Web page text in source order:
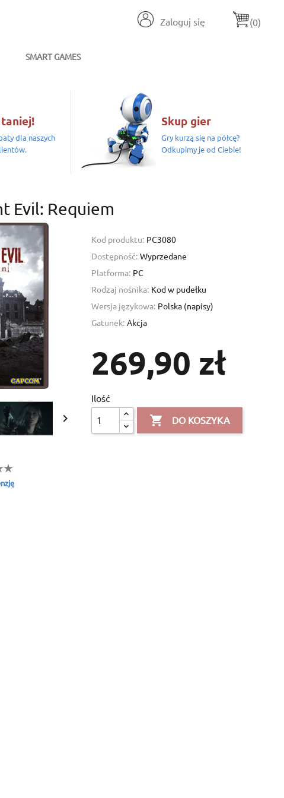
Zaloguj się (0)
SMART GAMES
dla naszych
Skup gier
Gry kurzą się na półcę?
Odkupimy je od Ciebie!
Evil: Requiem

Kod produktu: PC3080
Dostępność: Wyprzedane
Platforma: PC
Rodzaj nośnika: Kod w pudełku
Wersja językowa: Polska (napisy)
Gatunek: Akcja
269,90 zł
Ilość
 DO KOSZYKA